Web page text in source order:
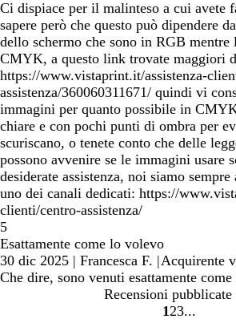
Ci dispiace per il malinteso a cui avete
sapere però che questo può dipendere
dello schermo che sono in RGB mentre
CMYK, a questo link trovate maggiori
https://www.vistaprint.it/assistenza-
assistenza/360060311671/ quindi vi
immagini per quanto possibile in
chiare e con pochi punti di ombra per
scuriscano, o tenete conto che delle
possono avvenire se le immagini usare
desiderate assistenza, noi siamo
uno dei canali dedicati: https://
clienti/centro-assistenza/
5
Esattamente come lo volevo
30 dic 2025 | Francesca F. |Acquirente
Che dire, sono venuti esattamente
Recensioni pubblicate
Vai
1 Vai
2 Vai
3